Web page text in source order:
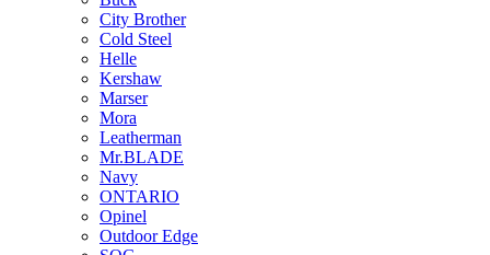
City Brother
Cold Steel
Helle
Kershaw
Marser
Mora
Leatherman
Mr.BLADE
Navy
ONTARIO
Opinel
Outdoor Edge